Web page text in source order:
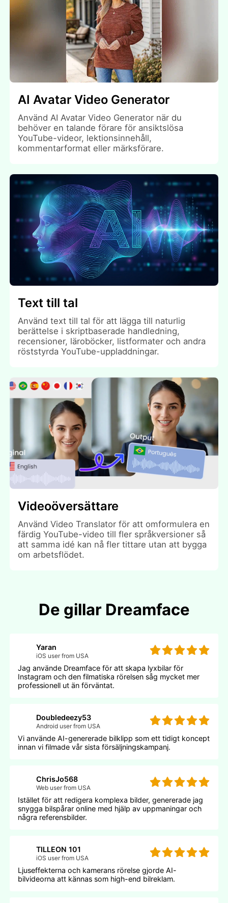
AI Avatar Video Generator
Använd AI Avatar Video Generator när du
behöver en talande förare för ansiktslösa
YouTube-videor, lektionsinnehåll,
kommentarformat eller märksförare.
Text till tal
Använd text till tal för att lägga till naturlig
berättelse i skriptbaserade handledning,
recensioner, läroböcker, listformater och andra
röststyrda YouTube-uppladdningar.
Videoöversättare
Använd Video Translator för att omformulera en
färdig YouTube-video till fler språkversioner så
att samma idé kan nå fler tittare utan att bygga
om arbetsflödet.
De gillar Dreamface
Yaran
iOS user from USA
Jag använde Dreamface för att skapa lyxbilar för
Instagram och den filmatiska rörelsen såg mycket mer
professionell ut än förväntat.
Doubledeezy53
Android user from USA
Vi använde AI-genererade bilklipp som ett tidigt koncept
innan vi filmade vår sista försäljningskampanj.
ChrisJo568
Web user from USA
Istället för att redigera komplexa bilder, genererade jag
snygga bilspårar online med hjälp av uppmaningar och
några referensbilder.
TILLEON 101
iOS user from USA
Ljuseffekterna och kamerans rörelse gjorde AI-
bilvideorna att kännas som high-end bilreklam.